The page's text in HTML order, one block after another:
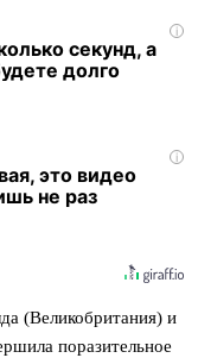
i
секунд, а
долго
i
это видео
не раз
(Великобритания) и
поразительное